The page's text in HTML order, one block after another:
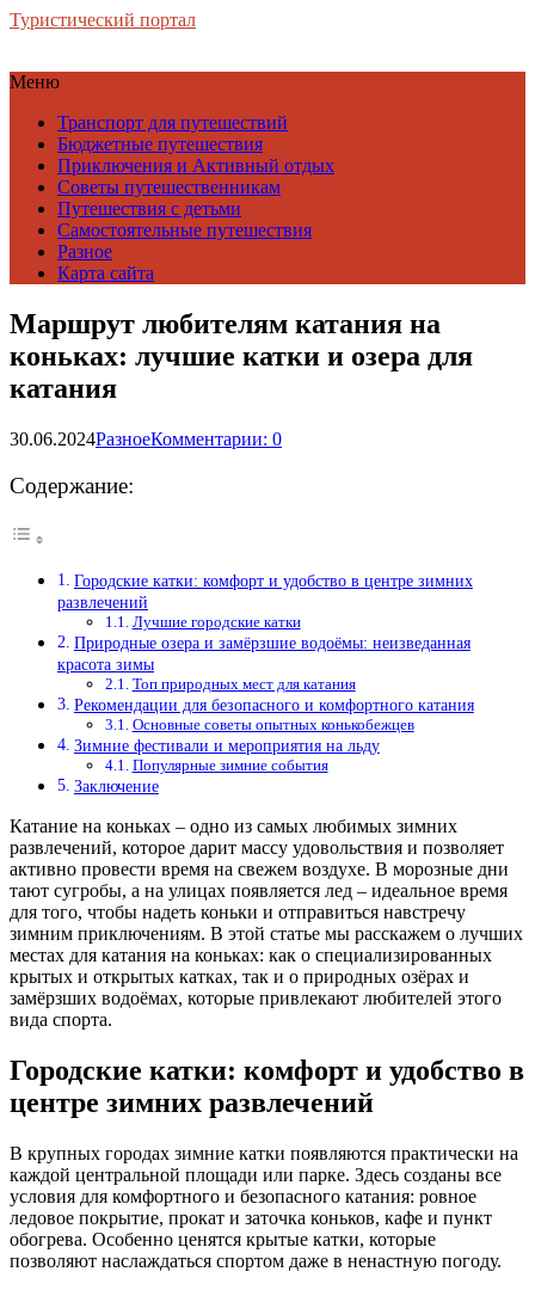
Туристический портал
Меню
Транспорт для путешествий
Бюджетные путешествия
Приключения и Активный отдых
Советы путешественникам
Путешествия с детьми
Самостоятельные путешествия
Разное
Карта сайта
Маршрут любителям катания на
коньках: лучшие катки и озера для
катания
30.06.2024РазноеКомментарии: 0
Содержание:
Городские катки: комфорт и удобство в центре зимних
развлечений
Лучшие городские катки
Природные озера и замёрзшие водоёмы: неизведанная
красота зимы
Топ природных мест для катания
Рекомендации для безопасного и комфортного катания
Основные советы опытных конькобежцев
Зимние фестивали и мероприятия на льду
Популярные зимние события
Заключение
Катание на коньках – одно из самых любимых зимних
развлечений, которое дарит массу удовольствия и позволяет
активно провести время на свежем воздухе. В морозные дни
тают сугробы, а на улицах появляется лед – идеальное время
для того, чтобы надеть коньки и отправиться навстречу
зимним приключениям. В этой статье мы расскажем о лучших
местах для катания на коньках: как о специализированных
крытых и открытых катках, так и о природных озёрах и
замёрзших водоёмах, которые привлекают любителей этого
вида спорта.
Городские катки: комфорт и удобство в
центре зимних развлечений
В крупных городах зимние катки появляются практически на
каждой центральной площади или парке. Здесь созданы все
условия для комфортного и безопасного катания: ровное
ледовое покрытие, прокат и заточка коньков, кафе и пункт
обогрева. Особенно ценятся крытые катки, которые
позволяют наслаждаться спортом даже в ненастную погоду.